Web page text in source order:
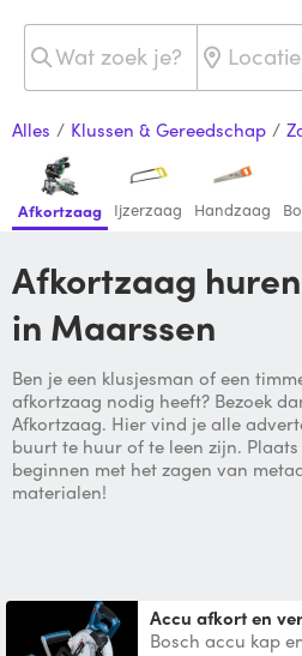
Alles / Klussen & Gereedschap /
Afkortzaag Ijzerzaag Handzaag
Afkortzaag huren van je buren
in Maarssen
Ben je een klusjesman of een
afkortzaag nodig heeft? Bezoek
Afkortzaag. Hier vind je alle
buurt te huur of te leen zijn.
beginnen met het zagen van
materialen!
Accu afkort en
Bosch accu kap